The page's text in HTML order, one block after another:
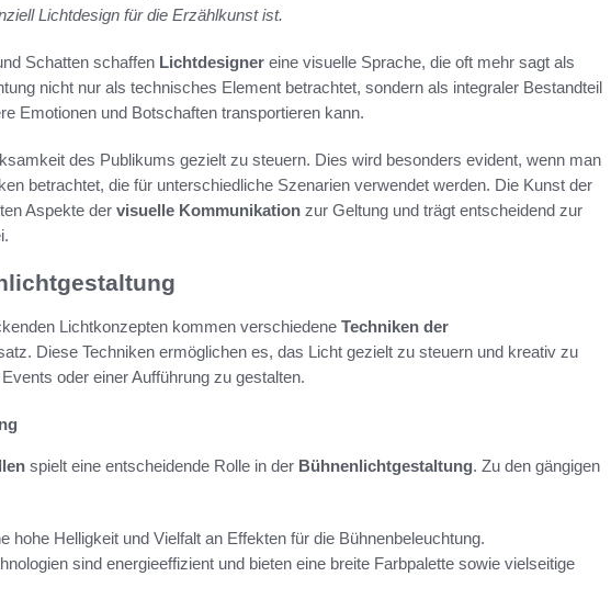
Lichtdesign für die Erzählkunst ist.
Schatten schaffen Lichtdesigner eine visuelle Sprache, die oft mehr sagt als
nicht nur als technisches Element betrachtet, sondern als integraler Bestandteil
Emotionen und Botschaften transportieren kann.
des Publikums gezielt zu steuern. Dies wird besonders evident, wenn man
betrachtet, die für unterschiedliche Szenarien verwendet werden. Die Kunst der
Aspekte der visuelle Kommunikation zur Geltung und trägt entscheidend zur
Lichtkonzepten kommen verschiedene Techniken der
Diese Techniken ermöglichen es, das Licht gezielt zu steuern und kreativ zu
oder einer Aufführung zu gestalten.
spielt eine entscheidende Rolle in der Bühnenlichtgestaltung. Zu den gängigen
hohe Helligkeit und Vielfalt an Effekten für die Bühnenbeleuchtung.
sind energieeffizient und bieten eine breite Farbpalette sowie vielseitige